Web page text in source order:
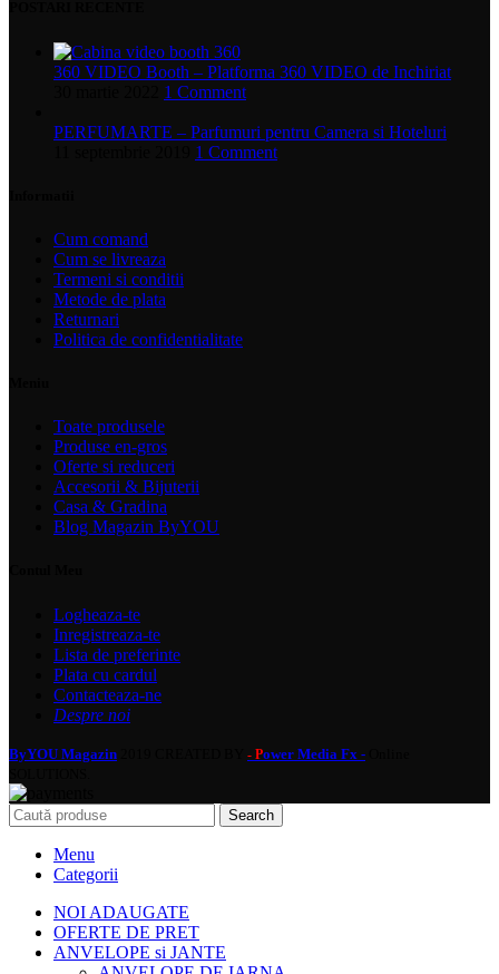
360 VIDEO Booth – Platforma 360 VIDEO de Inchiriat
1 Comment
PERFUMARTE – Parfumuri pentru Camera si Hoteluri
1 Comment
Cum comand
Cum se livreaza
Termeni si conditii
Metode de plata
Returnari
Politica de confidentialitate
Toate produsele
Produse en-gros
Oferte si reduceri
Accesorii & Bijuterii
Casa & Gradina
Blog Magazin ByYOU
Logheaza-te
Inregistreaza-te
Lista de preferinte
Plata cu cardul
Contacteaza-ne
Despre noi
ByYOU Magazin - Power Media Fx -
Search
Menu
Categorii
NOI ADAUGATE
OFERTE DE PRET
ANVELOPE si JANTE